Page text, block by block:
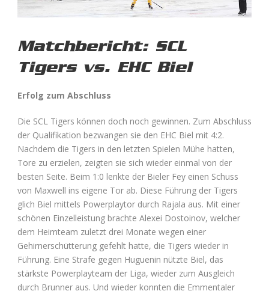
Matchbericht: SCL
Tigers vs. EHC Biel
Erfolg zum Abschluss
Die SCL Tigers können doch noch gewinnen. Zum Abschluss
der Qualifikation bezwangen sie den EHC Biel mit 4:2.
Nachdem die Tigers in den letzten Spielen Mühe hatten,
Tore zu erzielen, zeigten sie sich wieder einmal von der
besten Seite. Beim 1:0 lenkte der Bieler Fey einen Schuss
von Maxwell ins eigene Tor ab. Diese Führung der Tigers
glich Biel mittels Powerplaytor durch Rajala aus. Mit einer
schönen Einzelleistung brachte Alexei Dostoinov, welcher
dem Heimteam zuletzt drei Monate wegen einer
Gehirnerschütterung gefehlt hatte, die Tigers wieder in
Führung. Eine Strafe gegen Huguenin nützte Biel, das
stärkste Powerplayteam der Liga, wieder zum Ausgleich
durch Brunner aus. Und wieder konnten die Emmentaler